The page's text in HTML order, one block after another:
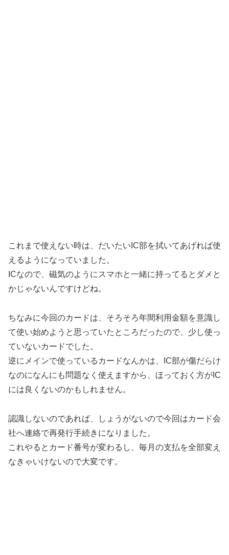
これまで使えない時は、だいたいIC部を拭いてあげれば使
えるようになっていました。
ICなので、磁気のようにスマホと一緒に持ってるとダメと
かじゃないんですけどね。
ちなみに今回のカードは、そろそろ年間利用金額を意識し
て使い始めようと思っていたところだったので、少し使っ
ていないカードでした。
逆にメインで使っているカードなんかは、IC部が傷だらけ
なのになんにも問題なく使えますから、ほっておく方がIC
には良くないのかもしれません。
認識しないのであれば、しょうがないので今回はカード会
社へ連絡で再発行手続きになりました。
これやるとカード番号が変わるし、毎月の支払を全部変え
なきゃいけないので大変です。